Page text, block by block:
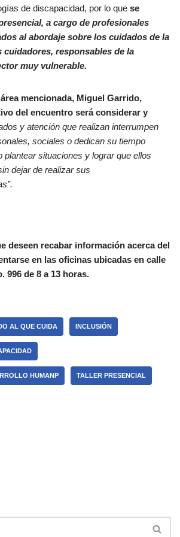
de discapacidad, por lo que se
a cargo de profesionales
al abordaje sobre los cuidados de la
cuidadores, responsables de la
muy vulnerable.
mencionada, Miguel Garrido,
del encuentro será considerar y
y atención que realizan interrumpen
sociales o dedican su tiempo
plantear situaciones y lograr que ellos
dejar de realizar sus
deseen recabar información acerca del
en las oficinas ubicadas en calle
996 de 8 a 13 horas.
AL QUE CUIDA INCLUSIÓN
HUMANP TALLER PRESENCIAL